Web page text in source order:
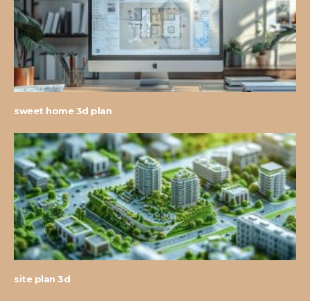
sweet home 3d plan
site plan 3d